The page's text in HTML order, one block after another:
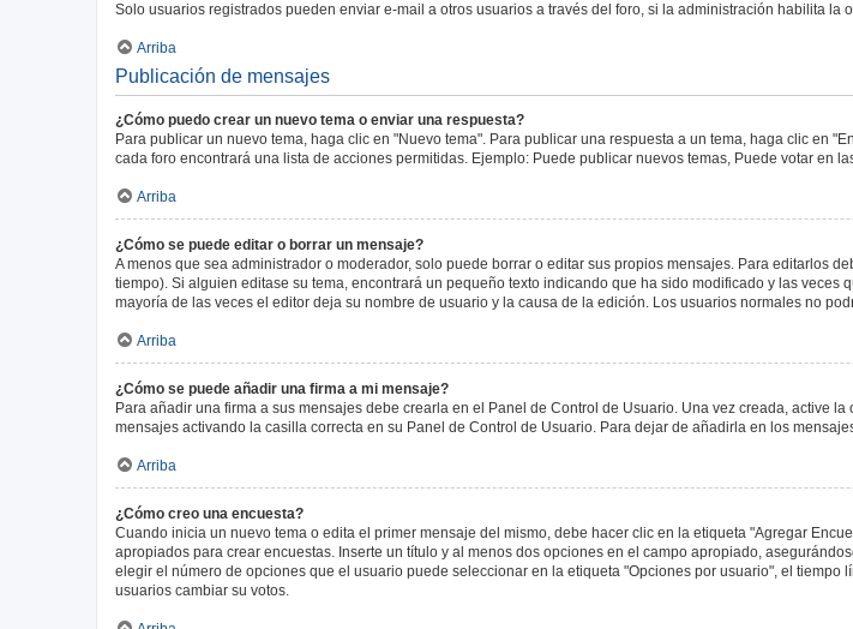
Solo usuarios registrados pueden enviar e-mail a otros usuarios a través del foro, si la administración habilita
Arriba
Publicación de mensajes
¿Cómo puedo crear un nuevo tema o enviar una respuesta?
Para publicar un nuevo tema, haga clic en "Nuevo tema". Para publicar una respuesta a un tema, haga clic en
cada foro encontrará una lista de acciones permitidas. Ejemplo: Puede publicar nuevos temas, Puede votar en
Arriba
¿Cómo se puede editar o borrar un mensaje?
A menos que sea administrador o moderador, solo puede borrar o editar sus propios mensajes. Para editarlos
tiempo). Si alguien editase su tema, encontrará un pequeño texto indicando que ha sido modificado y las
mayoría de las veces el editor deja su nombre de usuario y la causa de la edición. Los usuarios normales no
Arriba
¿Cómo se puede añadir una firma a mi mensaje?
Para añadir una firma a sus mensajes debe crearla en el Panel de Control de Usuario. Una vez creada, active
mensajes activando la casilla correcta en su Panel de Control de Usuario. Para dejar de añadirla en los
Arriba
¿Cómo creo una encuesta?
Cuando inicia un nuevo tema o edita el primer mensaje del mismo, debe hacer clic en la etiqueta "Agregar
apropiados para crear encuestas. Inserte un título y al menos dos opciones en el campo apropiado,
elegir el número de opciones que el usuario puede seleccionar en la etiqueta "Opciones por usuario", el
usuarios cambiar su votos.